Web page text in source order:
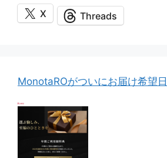
X Threads
MonotaROがついにお届け希望